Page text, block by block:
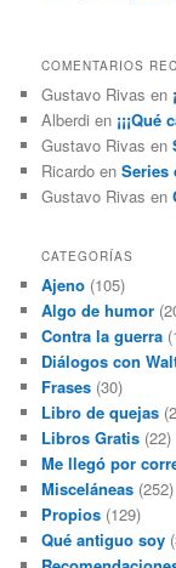
COMENTARIOS
Gustavo Rivas en
Alberdi en
Gustavo Rivas en
Ricardo enSeries
Gustavo Rivas en
CATEGORÍAS
Ajeno (105)
Algo de humor
Contra la guerra
Diálogos con
Frases (30)
Libro de quejas
Libros Gratis (22)
Me llegó por
Misceláneas (252)
Propios (129)
Qué antiguo soy